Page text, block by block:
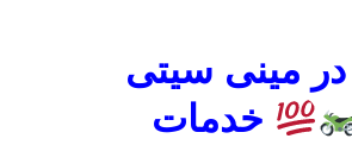
در مینی سیتی
خدمات